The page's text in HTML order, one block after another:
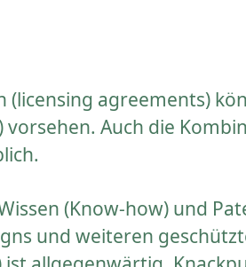
(licensing agreements)
vorsehen. Auch die
(Know-how) und
und weiteren